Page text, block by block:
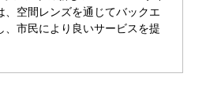
、空間レンズを通じてバックエ
、市民により良いサービスを提